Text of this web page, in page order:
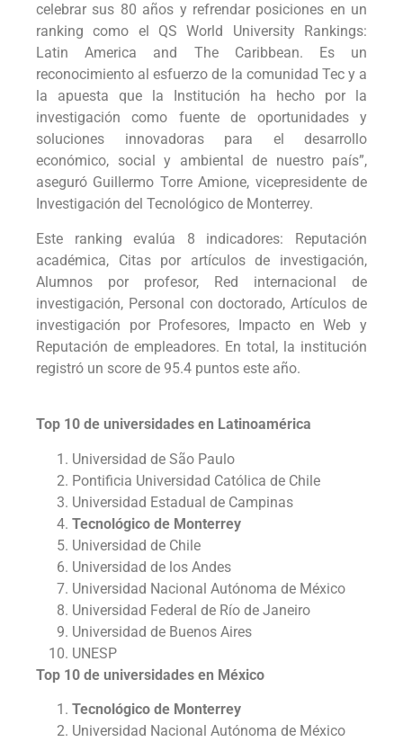
celebrar sus 80 años y refrendar posiciones en un
ranking como el QS World University Rankings:
Latin America and The Caribbean. Es un
reconocimiento al esfuerzo de la comunidad Tec y a
la apuesta que la Institución ha hecho por la
investigación como fuente de oportunidades y
soluciones innovadoras para el desarrollo
económico, social y ambiental de nuestro país”,
aseguró Guillermo Torre Amione, vicepresidente de
Investigación del Tecnológico de Monterrey.
Este ranking evalúa 8 indicadores: Reputación
académica, Citas por artículos de investigación,
Alumnos por profesor, Red internacional de
investigación, Personal con doctorado, Artículos de
investigación por Profesores, Impacto en Web y
Reputación de empleadores. En total, la institución
registró un score de 95.4 puntos este año.
Top 10 de universidades en Latinoamérica
Universidad de São Paulo
Pontificia Universidad Católica de Chile
Universidad Estadual de Campinas
Tecnológico de Monterrey
Universidad de Chile
Universidad de los Andes
Universidad Nacional Autónoma de México
Universidad Federal de Río de Janeiro
Universidad de Buenos Aires
UNESP
Top 10 de universidades en México
Tecnológico de Monterrey
Universidad Nacional Autónoma de México